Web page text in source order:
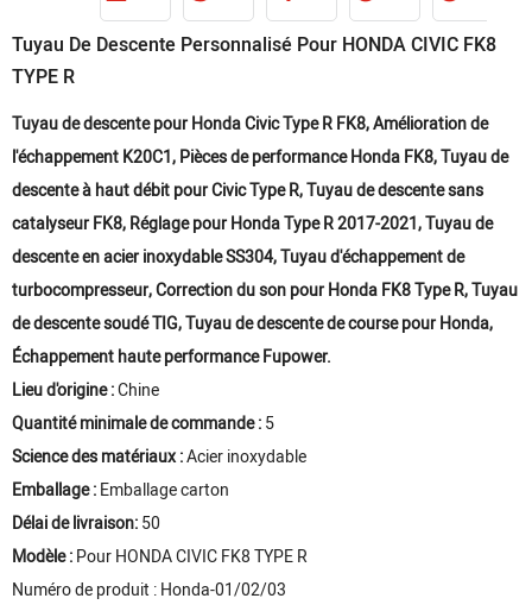
Tuyau De Descente Personnalisé Pour HONDA CIVIC FK8
TYPE R
Tuyau de descente pour Honda Civic Type R FK8, Amélioration de
l'échappement K20C1, Pièces de performance Honda FK8, Tuyau de
descente à haut débit pour Civic Type R, Tuyau de descente sans
catalyseur FK8, Réglage pour Honda Type R 2017-2021, Tuyau de
descente en acier inoxydable SS304, Tuyau d'échappement de
turbocompresseur, Correction du son pour Honda FK8 Type R, Tuyau
de descente soudé TIG, Tuyau de descente de course pour Honda,
Échappement haute performance Fupower.
Lieu d'origine :Chine
Quantité minimale de commande :5
Science des matériaux :Acier inoxydable
Emballage :Emballage carton
Délai de livraison:50
Modèle :Pour HONDA CIVIC FK8 TYPE R
Numéro de produit : Honda-01/02/03